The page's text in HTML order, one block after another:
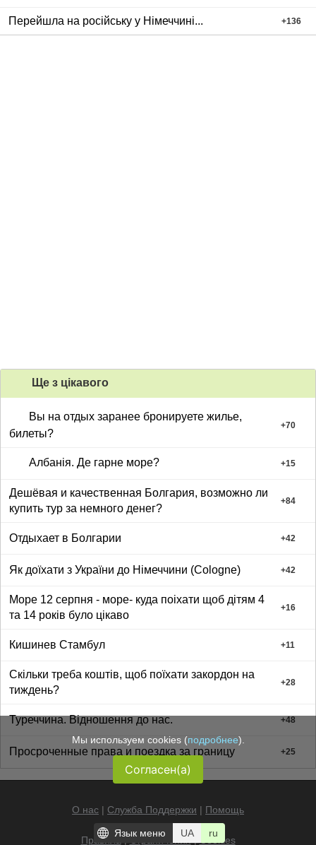
Перейшла на російську у Німеччині... +136
Ще з цiкавого
Вы на отдых заранее бронируете жилье,
билеты?
+70
Албанія. Де гарне море? +15
Дешёвая и качественная Болгария, возможно ли
купить тур за немного денег?
+84
Отдыхает в Болгарии +42
Як доїхати з України до Німеччини (Соlogne) +42
Море 12 серпня - море- куда поіхати щоб дітям 4
та 14 років було цікаво
+16
Кишинев Стамбул +11
Скільки треба коштів, щоб поїхати закордон на
тиждень?
+28
Туреччина. Відношення до нас. +48
Просроченные права и поездка за границу +25
О нас | Служба Поддержки | Помощь
Правила|Ограничения | Cookies
Мы используем cookies (подробнее).
Согласен(а)
Язык меню UA ru